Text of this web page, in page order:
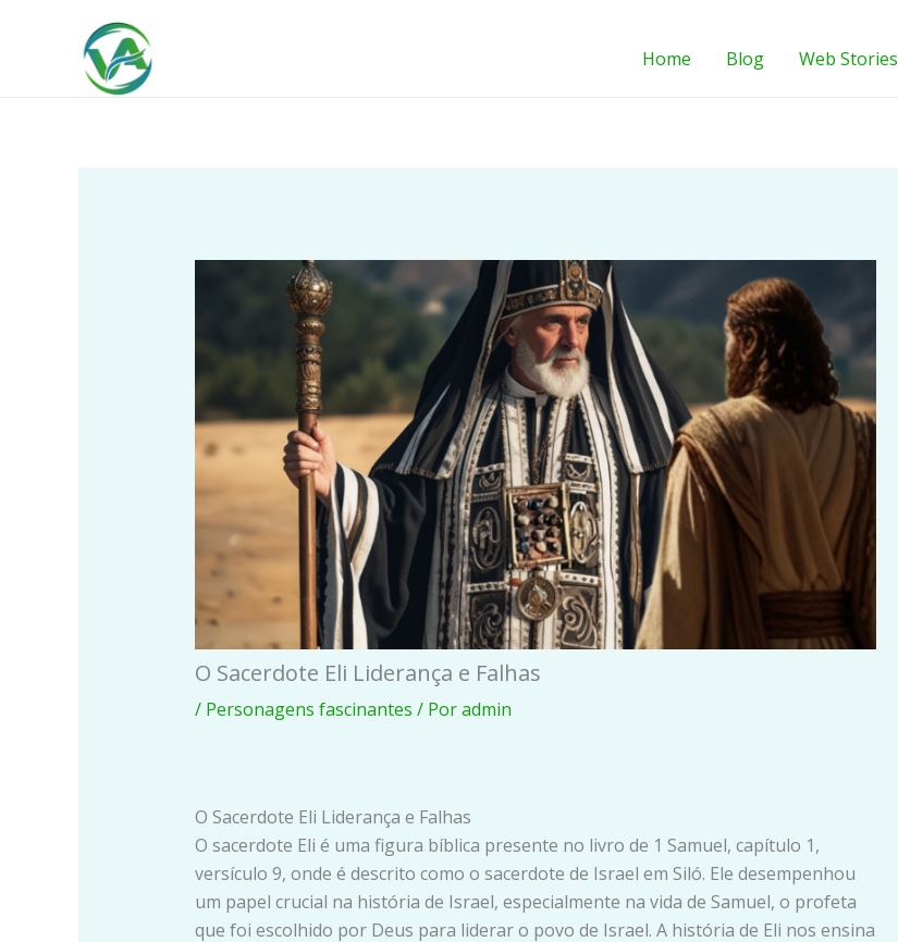
Home Blog Web Stories
O Sacerdote Eli Liderança e Falhas
/ Personagens fascinantes / Poradmin
O Sacerdote Eli Liderança e Falhas
O sacerdote Eli é uma figura bíblica presente no livro de 1 Samuel, capítulo 1,
versículo 9, onde é descrito como o sacerdote de Israel em Siló. Ele desempenhou
um papel crucial na história de Israel, especialmente na vida de Samuel, o profeta
que foi escolhido por Deus para liderar o povo de Israel. A história de Eli nos ensina